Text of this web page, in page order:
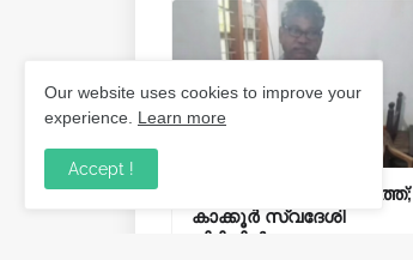
സ്കൂട്ടറിൽ ചാരായം കടത്ത്;
കാക്കൂർ സ്വദേശി
പിടിയിൽ.
Our website uses cookies to improve your
experience. Learn more
Accept !